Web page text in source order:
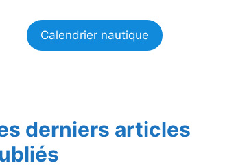
Calendrier nautique
derniers articles